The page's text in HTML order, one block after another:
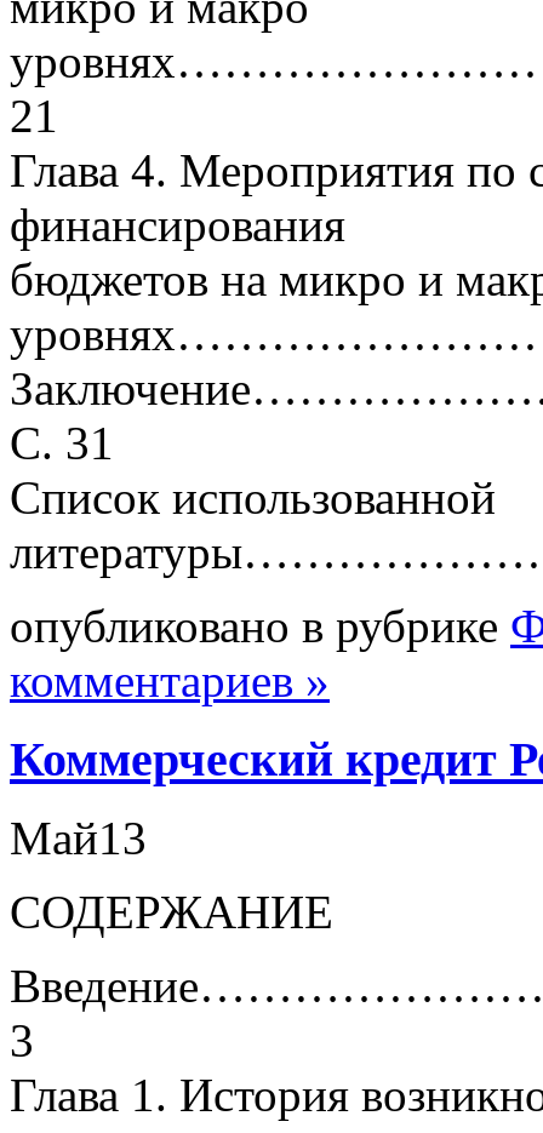
21
Глава 4. Мероприятия по
финансирования
бюджетов на микро и
С. 31
Список использованной
опубликовано в рубрике
комментариев »
Коммерческий кредит
Май13
СОДЕРЖАНИЕ
3
Глава 1. История